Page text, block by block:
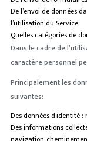
De l’envoi de données
l’utilisation du Service;
Quelles catégories de
Dans le cadre de
caractère personnel
Principalement les
suivantes:
Des données d’identité
Des informations